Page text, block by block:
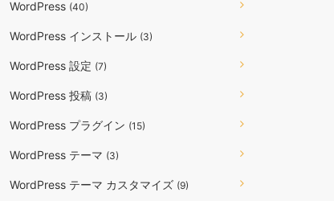
WordPress (40)
WordPress インストール (3)
WordPress 設定 (7)
WordPress 投稿 (3)
WordPress プラグイン (15)
WordPress テーマ (3)
WordPress テーマ カスタマイズ (9)